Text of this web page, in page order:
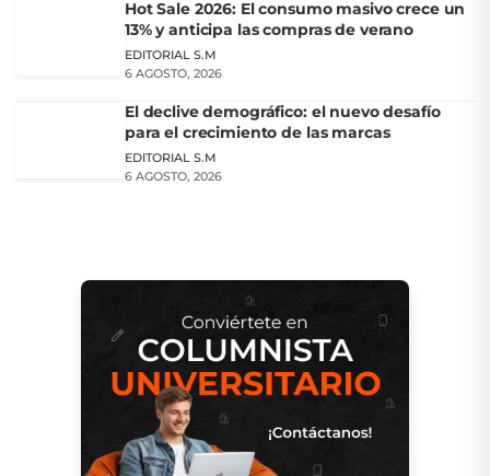
Hot Sale 2026: El consumo masivo crece un
13% y anticipa las compras de verano
EDITORIAL S.M
6 AGOSTO, 2026
El declive demográfico: el nuevo desafío
para el crecimiento de las marcas
EDITORIAL S.M
6 AGOSTO, 2026